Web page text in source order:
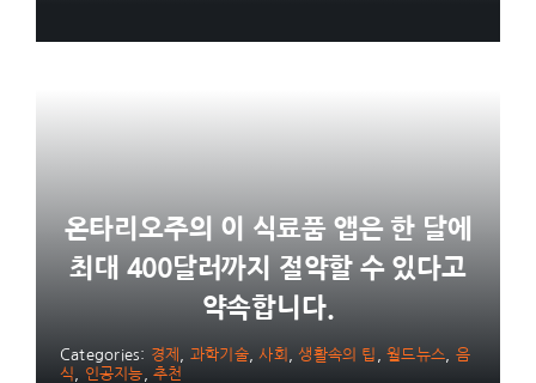
온타리오주의 이 식료품 앱은 한 달에
최대 400달러까지 절약할 수 있다고
약속합니다.
Categories: 경제 과학기술,사회 ,생활속의 팁 ,월드뉴스
음
식
인공지능 ,추천